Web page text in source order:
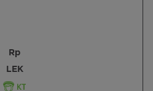
Rp
LEK